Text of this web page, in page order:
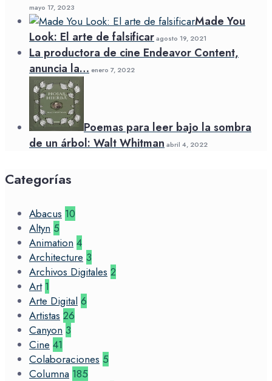
mayo 17, 2023
Made You
Look: El arte de falsificaragosto 19, 2021
La productora de cine Endeavor Content,
anuncia la…enero 7, 2022
Poemas para leer bajo la sombra
de un árbol: Walt Whitmanabril 4, 2022
Categorías
Abacus 10
Altyn 5
Animation 4
Architecture 3
Archivos Digitales 2
Art 1
Arte Digital 6
Artistas 26
Canyon 3
Cine 41
Colaboraciones 5
Columna 185